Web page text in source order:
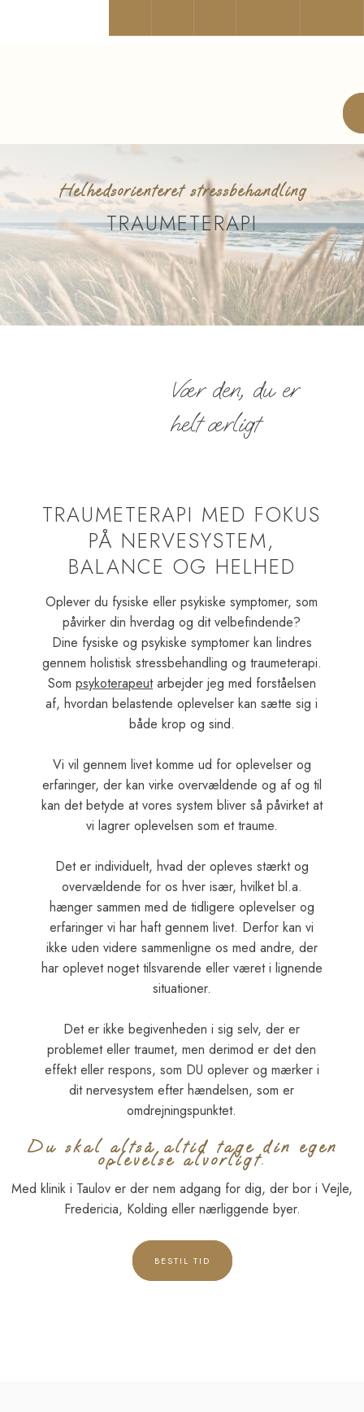
Helhedsorienteret stressbehandling
TRAUMETERAPI
​Vær ​den, du er
​helt ærligt
TRAUMETERAPI MED FOKUS
PÅ NERVESYSTEM,
BALANCE OG HELHED
Oplever du fysiske eller psykiske symptomer, som
påvirker din hverdag og dit velbefindende?
Dine fysiske og psykiske symptomer kan lindres
gennem holistisk stressbehandling og traumeterapi.
Som psykoterapeutarbejder jeg med forståelsen
af, hvordan belastende oplevelser kan sætte sig i
både krop og sind.
Vi vil gennem livet komme ud for oplevelser og
erfaringer, der kan virke overvældende og af og til
kan det betyde at vores system bliver så påvirket at
vi lagrer oplevelsen som et traume.
​Det er individuelt, hvad der opleves stærkt og
overvældende for os hver især, hvilket bl.a.
hænger sammen med de tidligere oplevelser og
erfaringer vi har haft gennem livet. Derfor kan vi
ikke uden videre sammenligne os med andre, der
har oplevet noget tilsvarende eller været i lignende
situationer.
Det er ikke begivenheden i sig selv, der er
problemet eller traumet, men derimod er det den
effekt eller respons, som DU oplever og mærker i
dit nervesystem efter hændelsen, som er
omdrejningspunktet.
Du skal altså altid tage din egen
oplevelse alvorligt.​
​Med klinik i Taulov er der nem adgang for dig, der bor i Vejle,
Fredericia, Kolding eller nærliggende byer.​​
​BESTIL TID